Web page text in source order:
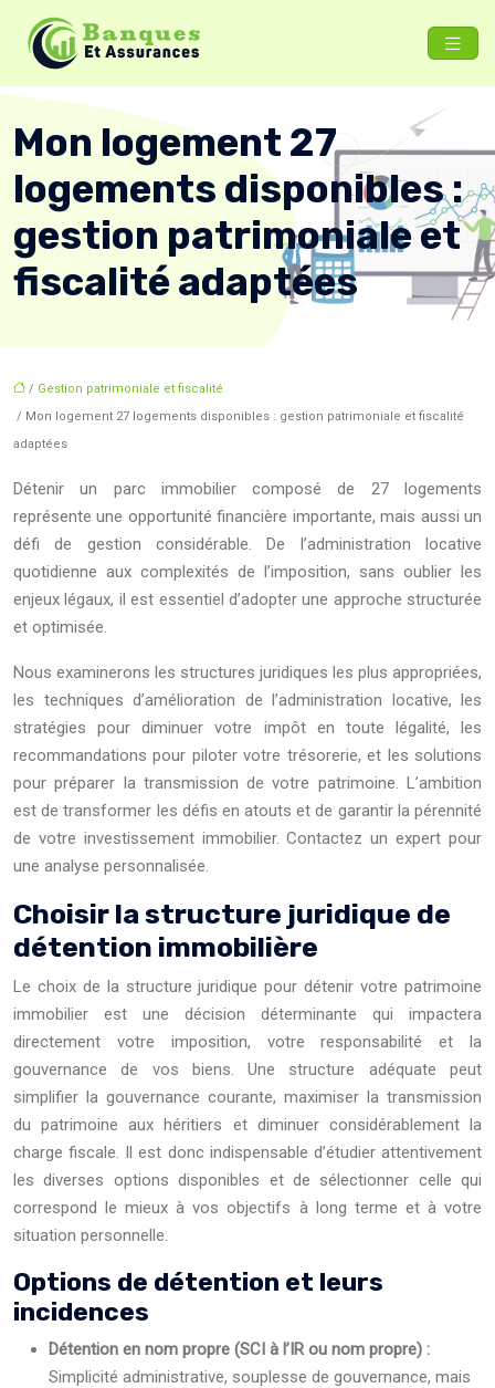
Mon logement 27
logements disponibles :
gestion patrimoniale et
fiscalité adaptées
/ Gestion patrimoniale et fiscalité
/ Mon logement 27 logements disponibles : gestion patrimoniale et fiscalité
adaptées
Détenir un parc immobilier composé de 27 logements
représente une opportunité financière importante, mais aussi un
défi de gestion considérable. De l’administration locative
quotidienne aux complexités de l’imposition, sans oublier les
enjeux légaux, il est essentiel d’adopter une approche structurée
et optimisée.
Nous examinerons les structures juridiques les plus appropriées,
les techniques d’amélioration de l’administration locative, les
stratégies pour diminuer votre impôt en toute légalité, les
recommandations pour piloter votre trésorerie, et les solutions
pour préparer la transmission de votre patrimoine. L’ambition
est de transformer les défis en atouts et de garantir la pérennité
de votre investissement immobilier. Contactez un expert pour
une analyse personnalisée.
Choisir la structure juridique de
détention immobilière
Le choix de la structure juridique pour détenir votre patrimoine
immobilier est une décision déterminante qui impactera
directement votre imposition, votre responsabilité et la
gouvernance de vos biens. Une structure adéquate peut
simplifier la gouvernance courante, maximiser la transmission
du patrimoine aux héritiers et diminuer considérablement la
charge fiscale. Il est donc indispensable d’étudier attentivement
les diverses options disponibles et de sélectionner celle qui
correspond le mieux à vos objectifs à long terme et à votre
situation personnelle.
Options de détention et leurs
incidences
Détention en nom propre (SCI à l’IR ou nom propre) :
Simplicité administrative, souplesse de gouvernance, mais